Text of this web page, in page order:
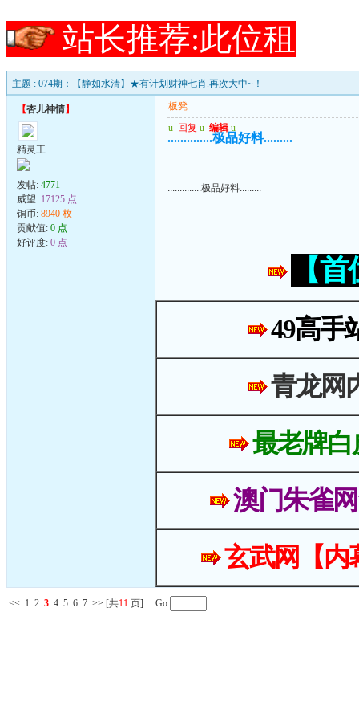
站长推荐:此位租
主题 : 074期：【静如水清】★有计划财神七肖.再次大中~！
【杏儿神情】
精灵王
发帖: 4771
威望: 17125 点
铜币: 8940 枚
贡献值: 0 点
好评度: 0 点
板凳
u 回复 u 编辑 u
..............极品好料.........
..............极品好料.........
【
49高手
青龙网
最老牌白
澳门朱雀
玄武网【
<< 1 2 3 4 5 6 7 >> [共11 页] Go